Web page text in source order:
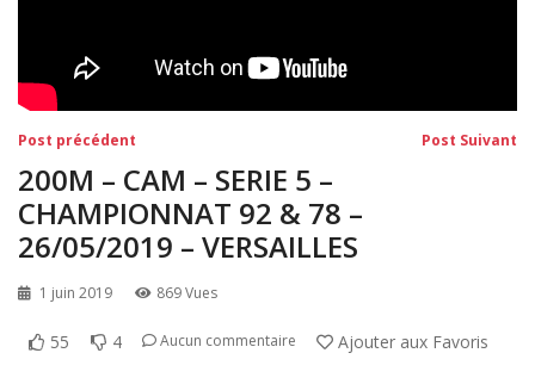
Eaubonne 2019
Navigation
de
l’article
Post précédent Post Suivant
200M – CAM – SERIE 5 –
CHAMPIONNAT 92 & 78 –
26/05/2019 – VERSAILLES
1 juin 2019 869 Vues
55 4 Aucun commentaire Ajouter aux Favoris